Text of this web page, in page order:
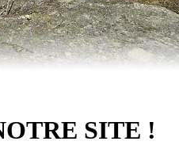
SITE !